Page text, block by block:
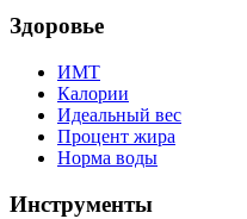
Здоровье
ИМТ
Калории
Идеальный вес
Процент жира
Норма воды
Инструменты